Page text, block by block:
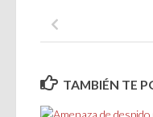
TAMBIÉN TE